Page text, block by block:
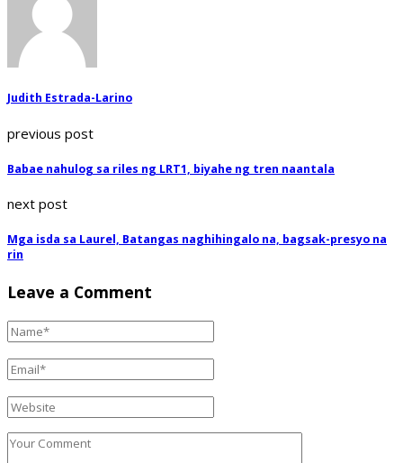
Judith Estrada-Larino
previous post
Babae nahulog sa riles ng LRT1, biyahe ng tren naantala
next post
Mga isda sa Laurel, Batangas naghihingalo na, bagsak-presyo na
rin
Leave a Comment